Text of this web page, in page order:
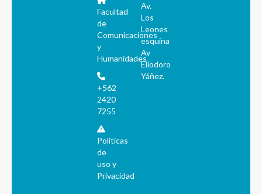
Facultad
de
Comunicaciones
y
Humanidades
+562
2420
7255
Políticas
de
uso y
Privacidad
Av.
Los
Leones
esquina
Av
Eliodoro
Yáñez.